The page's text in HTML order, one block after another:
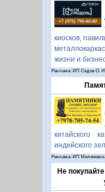
киосков,
жизни и
Реклама: ИП Седов О. И.
китайского
индийского
Реклама: ИП
Не